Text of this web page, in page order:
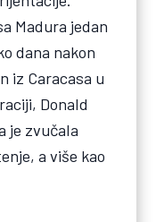
Madura jedan
dana nakon
iz Caracasa u
Donald
je zvučala
a više kao